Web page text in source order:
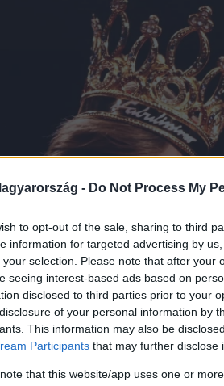
- Do Not Process My
to opt-out of the sale, sharing to third
information for targeted advertising by
your selection. Please note that after your
seeing interest-based ads based on
disclosed to third parties prior to your
of your personal information by
This information may also be
Participants that may further disclose
that this website/app uses one or